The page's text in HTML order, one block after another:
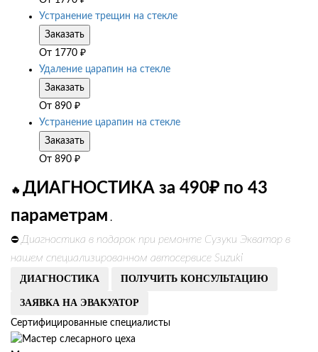
Устранение трещин на стекле
Заказать
От 1770 ₽
Удаление царапин на стекле
Заказать
От 890 ₽
Устранение царапин на стекле
Заказать
От 890 ₽
🔥 ДИАГНОСТИКА за 490₽ по 43
параметрам .
⛔ Диагностика в подарок при ремонте Сузуки Экватор в
нашем специализированном автосервисе Suzuki
ДИАГНОСТИКА ПОЛУЧИТЬ КОНСУЛЬТАЦИЮ
ЗАЯВКА НА ЭВАКУАТОР
Сертифицированные специалисты